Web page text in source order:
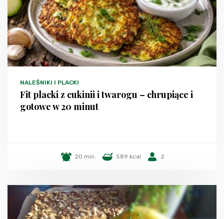
NALEŚNIKI I PLACKI
Fit placki z cukinii i twarogu – chrupiące i
gotowe w 20 minut
20 min. 589 kcal 2